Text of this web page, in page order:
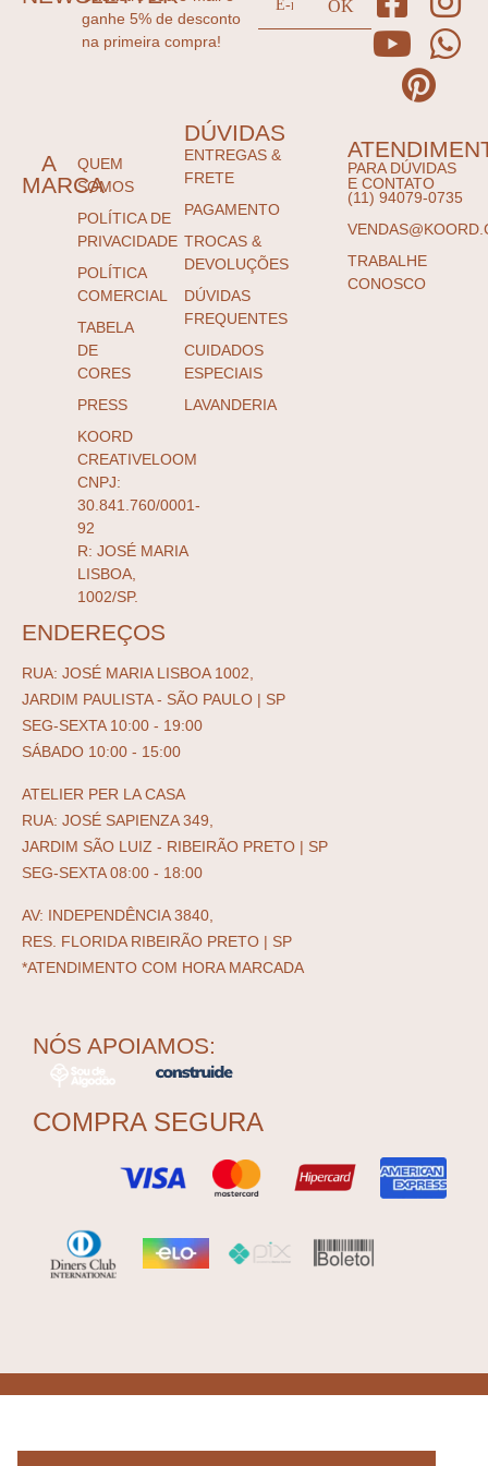
ganhe 5% de desconto
na primeira compra!
A
MARCA
QUEM
SOMOS
POLÍTICA DE
PRIVACIDADE
POLÍTICA
COMERCIAL
TABELA
DE
CORES
PRESS
KOORD
CREATIVELOOM
CNPJ:
30.841.760/0001-
92
R: JOSÉ MARIA
LISBOA,
1002/SP.
DÚVIDAS
ENTREGAS &
FRETE
PAGAMENTO
TROCAS &
DEVOLUÇÕES
DÚVIDAS
FREQUENTES
CUIDADOS
ESPECIAIS
LAVANDERIA
PARA DÚVIDAS
E CONTATO
(11) 94079-0735
TRABALHE
CONOSCO
ENDEREÇOS
RUA: JOSÉ MARIA LISBOA 1002,
JARDIM PAULISTA - SÃO PAULO | SP
SEG-SEXTA 10:00 - 19:00
SÁBADO 10:00 - 15:00
ATELIER PER LA CASA
RUA: JOSÉ SAPIENZA 349,
JARDIM SÃO LUIZ - RIBEIRÃO PRETO | SP
SEG-SEXTA 08:00 - 18:00
AV: INDEPENDÊNCIA 3840,
RES. FLORIDA RIBEIRÃO PRETO | SP
*ATENDIMENTO COM HORA MARCADA
NÓS APOIAMOS:
COMPRA SEGURA